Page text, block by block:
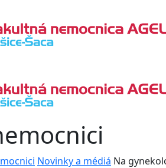
Novinky a médiá Na